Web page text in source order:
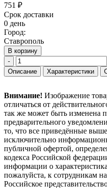
751 ₽
Срок доставки
0 день
Город:
Ставрополь
В корзину
-
Описание
Характеристики
Внимание! Изображение
отличаться от
так же может быть изменена
предварительного
то, что все приведённые
исключительно
публичной офертой,
кодекса Российской
информации о
пожалуйста, к сотрудникам
Российское